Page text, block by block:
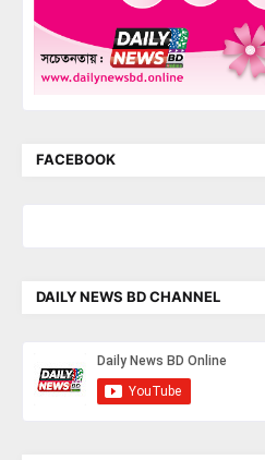
FACEBOOK
DAILY NEWS BD CHANNEL